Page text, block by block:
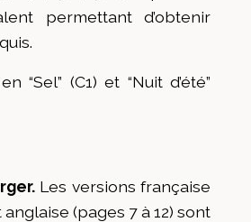
permettant d’obtenir
“Sel” (C1) et “Nuit d’été”
Les versions française
anglaise (pages 7 à 12) sont